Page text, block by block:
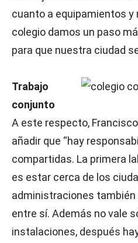
cuanto a equipamientos y
colegio damos un paso
para que nuestra ciudad
Trabajo
conjunto
A este respecto,
añadir que “hay
compartidas. La primera
es estar cerca de los
administraciones
entre sí. Además no vale
instalaciones, después